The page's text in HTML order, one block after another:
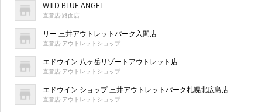
WILD BLUE ANGEL
直営店·路面店
リー 三井アウトレットパーク入間店
直営店·アウトレットショップ
エドウイン 八ヶ岳リゾートアウトレット店
直営店·アウトレットショップ
エドウイン ショップ 三井アウトレットパーク札幌北広島店
直営店·アウトレットショップ